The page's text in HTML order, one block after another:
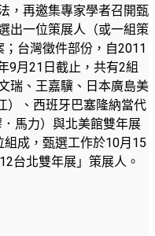
，再邀集專家學者召開甄
出一位策展人（或一組策
台灣徵件部份，自2011
9月21日截止，共有2組
瑞、王嘉驥、日本廣島美
）、西班牙巴塞隆納當代
馬力）與北美館雙年展
成，甄選工作於10月15
台北雙年展」策展人。